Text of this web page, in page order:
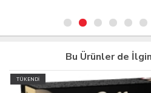
Bu Ürünler de
TÜKENDİ